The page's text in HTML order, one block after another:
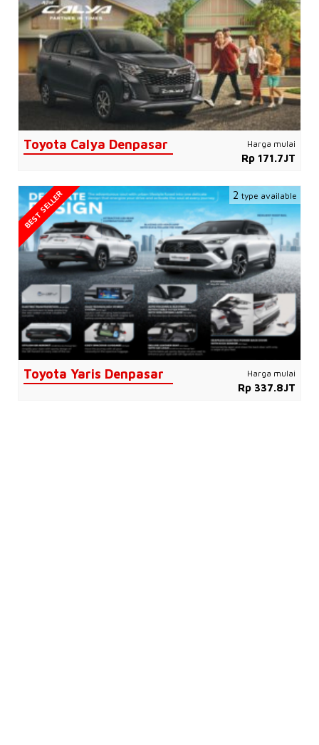
Toyota Calya Denpasar Harga mulai
Rp 171.7JT
Toyota Yaris Denpasar Harga mulai
Rp 337.8JT
BEST SELLER 2 type available